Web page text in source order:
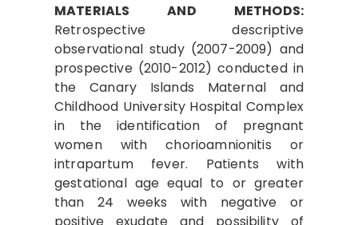
MATERIALS AND METHODS:
Retrospective descriptive
observational study (2007-2009) and
prospective (2010-2012) conducted in
the Canary Islands Maternal and
Childhood University Hospital Complex
in the identification of pregnant
women with chorioamnionitis or
intrapartum fever. Patients with
gestational age equal to or greater
than 24 weeks with negative or
positive exudate and possibility of